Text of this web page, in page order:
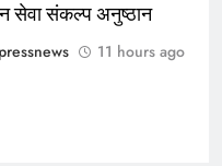
सेवा संकल्प अनुष्ठान
11 hours ago